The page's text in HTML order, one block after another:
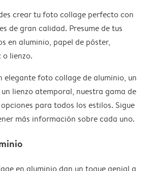
crear tu foto collage perfecto con
de gran calidad. Presume de tus
en aluminio, papel de póster,
lienzo.
elegante foto collage de aluminio, un
lienzo atemporal, nuestra gama de
para todos los estilos. Sigue
más información sobre cada uno.
en aluminio dan un toque genial a